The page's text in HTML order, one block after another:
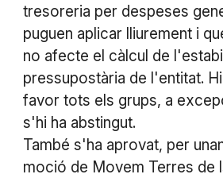
tresoreria per despeses
puguen aplicar lliurement i
no afecte el càlcul de
pressupostària de l'entitat.
favor tots els grups, a
s'hi ha abstingut.
També s'ha aprovat, per
moció de Movem Terres de